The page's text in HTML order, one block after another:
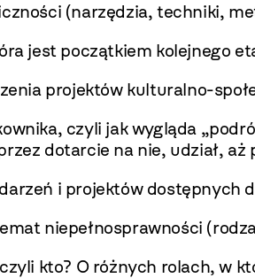
(narzędzia, techniki,
jest początkiem kolejnego
projektów kulturalno-
czyli jak wygląda
dotarcie na nie, udział, aż
i projektów dostępnych
niepełnosprawności
kto? O różnych rolach, w